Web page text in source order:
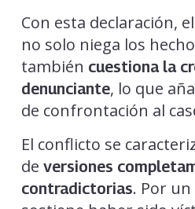
Con esta declaración,
no solo niega los
también cuestiona la
denunciante, lo que
de confrontación al
El conflicto se
de versiones
contradictorias. Por un